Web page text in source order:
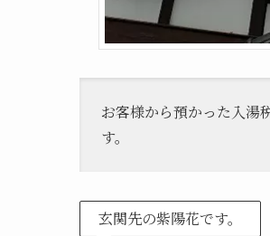
お客様から預かった入湯
す。
玄関先の紫陽花です。